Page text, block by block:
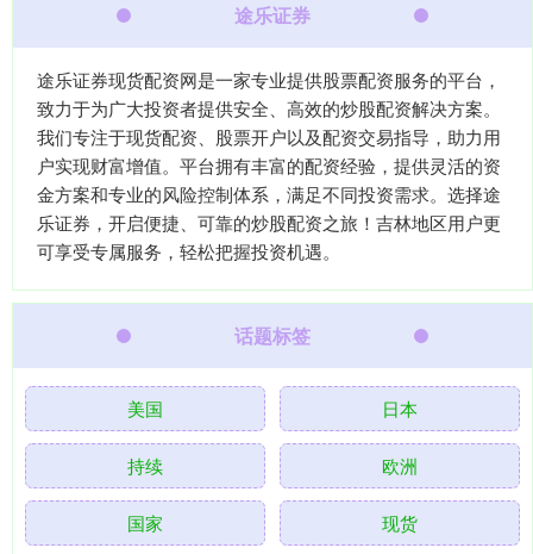
途乐证券
途乐证券现货配资网是一家专业提供股票配资服务的平台，
致力于为广大投资者提供安全、高效的炒股配资解决方案。
我们专注于现货配资、股票开户以及配资交易指导，助力用
户实现财富增值。平台拥有丰富的配资经验，提供灵活的资
金方案和专业的风险控制体系，满足不同投资需求。选择途
乐证券，开启便捷、可靠的炒股配资之旅！吉林地区用户更
可享受专属服务，轻松把握投资机遇。
话题标签
美国 日本
持续 欧洲
国家 现货